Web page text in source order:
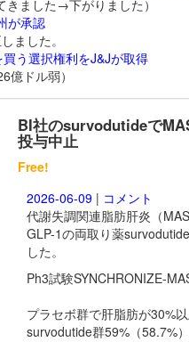
きました→下がりました）
が承認
ました。
う選択権利をJ&Jが取得
ドル弱）
BI社のsurvodutideで
投与中止
Free!
2026-06-09| コメント
代謝失調関連脂肪肝炎（
GLP-1の両取り薬
した。
Ph3試験SYNCHRONIZE-
プラセボ群で肝脂肪が30%
survodutide群59%（58.7%